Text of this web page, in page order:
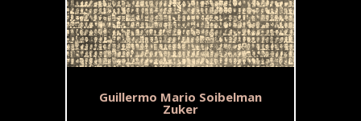
Guillermo Mario Soibelman
Zuker